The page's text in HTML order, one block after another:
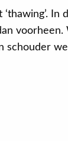
schouder